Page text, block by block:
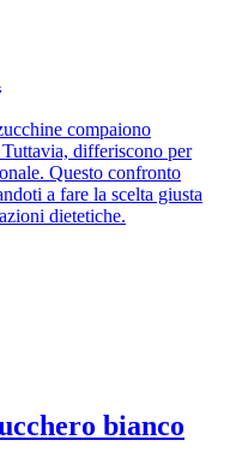
compaiono
differiscono per
Questo confronto
a fare la scelta giusta
dietetiche.
bianco